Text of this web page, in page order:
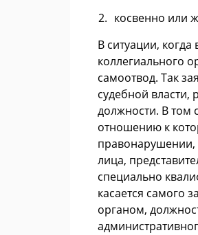
косвенно или
В ситуации,
коллегиального
самоотвод. Так
судебной власти,
должности. В том
отношению к
правонарушении,
лица,
специально
касается самого
органом,